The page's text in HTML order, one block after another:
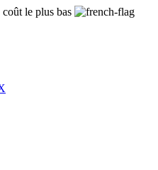
le plus bas